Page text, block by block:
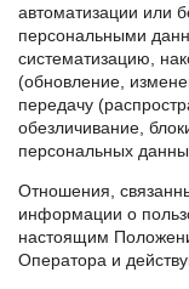
автоматизации или
персональными
систематизацию,
(обновление,
передачу
обезличивание,
персональных
Отношения,
информации о
настоящим
Оператора и